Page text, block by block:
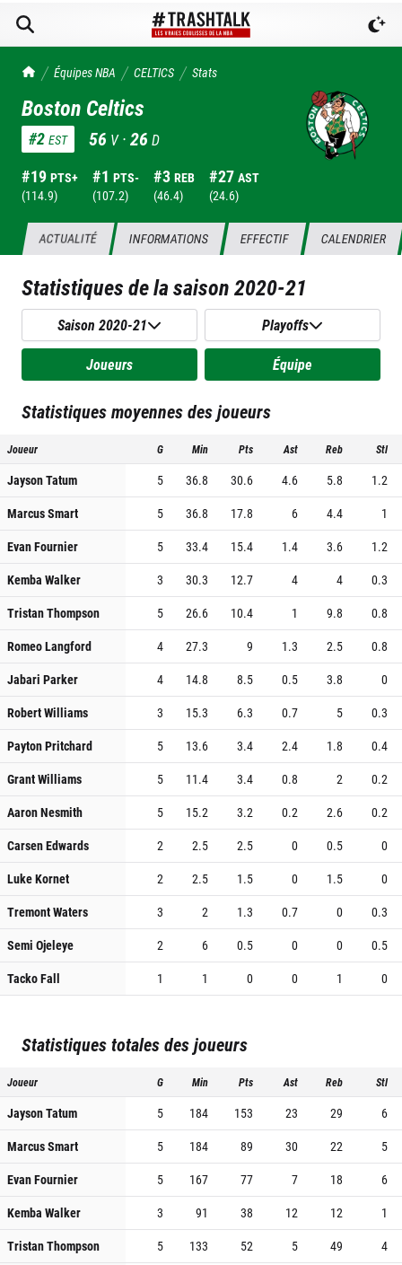
TrashTalk Actu NBA
Équipes NBA CELTICS Stats
Boston Celtics
#2 EST 56 V ·26 D
#19 PTS+
(114.9)
#1 PTS-
(107.2)
#3 REB
(46.4)
#27 AST
(24.6)
ACTUALITÉ INFORMATIONS EFFECTIF CALENDRIER
Statistiques de la saison2020-21
Saison 2020-21 Playoffs
Joueurs Équipe
Statistiques moyennes des joueurs
Joueur G Min Pts Ast Reb Stl
Jayson Tatum 5 36.8 30.6 4.6 5.8
1.2
Marcus Smart
5 36.8 17.8 6 4.4
1
Evan Fournier
5 33.4 15.4 1.4 3.6
1.2
Kemba Walker
3 30.3 12.7 4 4
0.3
Tristan Thompson
5 26.6 10.4 1 9.8
0.8
Romeo Langford
4 27.3 9 1.3 2.5
0.8
Jabari Parker
4 14.8 8.5 0.5 3.8
0
Robert Williams
3 15.3 6.3 0.7 5
0.3
Payton Pritchard
5 13.6 3.4 2.4 1.8
0.4
Grant Williams
5 11.4 3.4 0.8 2
0.2
Aaron Nesmith
5 15.2 3.2 0.2 2.6
0.2
Carsen Edwards
2 2.5 2.5 0 0.5
0
Luke Kornet
2 2.5 1.5 0 1.5
0
Tremont Waters
3 2 1.3 0.7 0
0.3
Semi Ojeleye
2 6 0.5 0 0
0.5
Tacko Fall
1 1 0 0 1 0
Statistiques totales des joueurs
Joueur G Min Pts Ast Reb Stl
Jayson Tatum 5 184 153 23 29
6
Marcus Smart
5 184 89 30 22
5
Evan Fournier
5 167 77 7 18
6
Kemba Walker
3 91 38 12 12
1
Tristan Thompson
5 133 52 5 49
4